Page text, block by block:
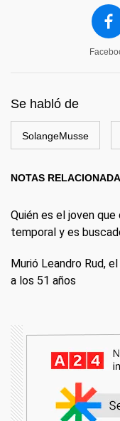
Se habló de
SolangeMusse
NOTAS
Quién es el joven
temporal y es
Murió Leandro Rud,
a los 51 años